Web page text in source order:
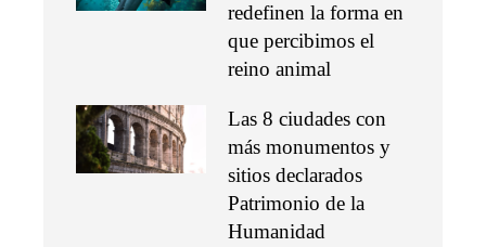
redefinen la forma en
que percibimos el
reino animal
Las 8 ciudades con
más monumentos y
sitios declarados
Patrimonio de la
Humanidad